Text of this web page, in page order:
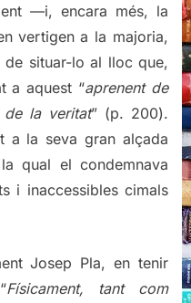
—i, encara més, la
vertigen a la majoria,
situar-lo al lloc que,
a aquest “aprenent de
la veritat” (p. 200).
a la seva gran alçada
qual el condemnava
i inaccessibles cimals
Josep Pla, en tenir
Físicament, tant com